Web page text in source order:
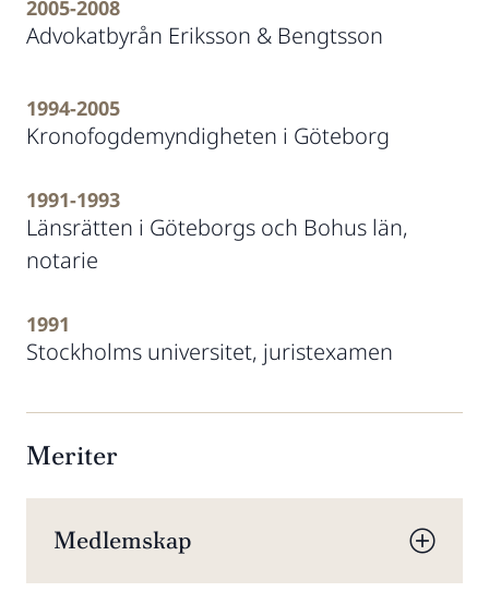
2005-2008
Advokatbyrån Eriksson & Bengtsson
1994-2005
Kronofogdemyndigheten i Göteborg
1991-1993
Länsrätten i Göteborgs och Bohus län,
notarie
1991
Stockholms universitet, juristexamen
Meriter
Medlemskap